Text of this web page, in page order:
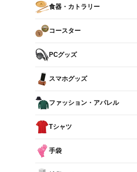
食器・カトラリー
コースター
PCグッズ
スマホグッズ
ファッション・アパレル
Tシャツ
手袋